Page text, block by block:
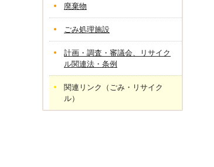
廃棄物
ごみ処理施設
計画・調査・審議会、リサイク
ル関連法・条例
関連リンク（ごみ・リサイク
ル）